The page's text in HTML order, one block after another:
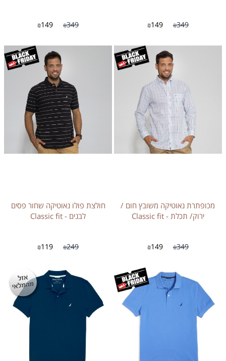
₪349
₪149
₪349
₪149
מכופתרת נאוטיקה משובץ חום /
ירוק/ תכלת - Classic fit
₪349
₪149
חולצת פולו נאוטיקה שחור פסים
לבנים - Classic fit
₪249
₪119